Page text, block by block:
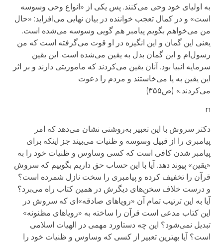
به اولیای خود وحی می‌کنند. پس یکی از «انواع وحی وسوسه
است» و در کمال تعجب خواننده در بیان نهایی می‌افزاید: «حال
من می‌خواهم بگویم پیامبر هم گویی وسوسه می‌شده است.
یعنی این گمان و این انگیزه در او قوت می‌گرفته است که من
رسول‌ام و این گمان بدل به یقین می‌شده است. این یقین
سرمایه انبیا بود. آنان یقین می‌کردند که ماموریتی دارند و بر اثر
این یقین به پا می‌خاستند و مردم را دعوت
می‌‌کردند.» (ص۳۵۵)
n
دکتر سروش با این تعبیر به‌روشنی نشان می‌دهد که امر
پیامبری را از قبیل وسوسه و ظنیات می‌بیند جز اینکه برای
پیامبر شدن کافی است که کسی وساوس و ظنیات خود را به
«یقین» پیوند دهد. آیا با این حساب حق داریم بگوییم که سروش
قرآن را تخفیف کرده و پیامبری را سخت نازل شمرده است؟
و درست خلاف سخن‌های دیگرش در همین کتاب راه می‌برد؟
آیا به این ترتیب تمام آن «رویاهای صادقه»ای که سروش در
این کتاب مدعی است قرآن را ساخته به «رویاهای مظنونه»
تبدیل نمی‌شود؟ این چه دستاورد مهمی در الهیات اسلامی
است؟ آیا بهترین تعبیر از کسی که وساوس و ظنیات خود را